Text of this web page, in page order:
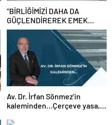
“BİRLİĞİMİZİ DAHA DA
GÜÇLENDİREREK EMEK
MÜCADELEMİZİ
SÜRDÜRECEĞİZ”
Av. Dr. İrfan Sönmez’in
kaleminden…Çerçeve yasa,